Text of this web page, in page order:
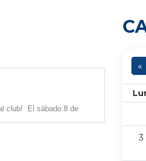
club! El sábado 8 de
«
3